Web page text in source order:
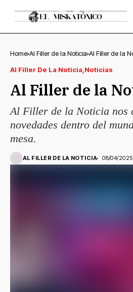
Home Al Filler de la Noticia Al Filler de la
Al Filler De La Noticia Noticias
Al Filler de la
Al Filler de la Noticia nos
novedades dentro del
mesa.
AL FILLER DE LA NOTICIA 08/04/2025